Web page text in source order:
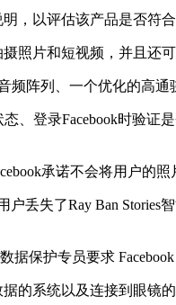
，以评估该产品是否符合
片和短视频，并且还可
阵列、一个优化的高通
登录Facebook时验证
承诺不会将用户的照
丢失了Ray Ban Stories
保护专员要求 Facebook
系统以及连接到眼镜的